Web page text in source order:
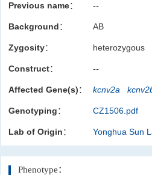
Previous name： --
Background： AB
Zygosity： heterozygous
Construct： --
Affected Gene(s)： kcnv2a
Genotyping： CZ1506.pdf
Lab of Origin： Yonghua Sun
Phenotype：